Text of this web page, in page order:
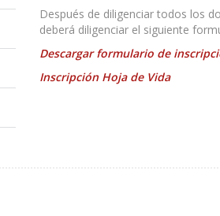
Después de diligenciar todos los
deberá diligenciar el siguiente
Descargar formulario de
Inscripción Hoja de Vida